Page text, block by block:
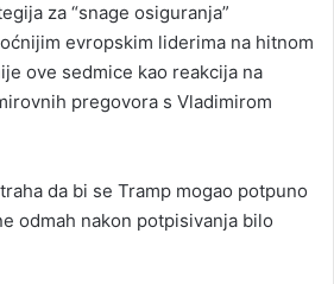
za “snage osiguranja”
evropskim liderima na hitnom
ove sedmice kao reakcija na
pregovora s Vladimirom
da bi se Tramp mogao potpuno
odmah nakon potpisivanja bilo